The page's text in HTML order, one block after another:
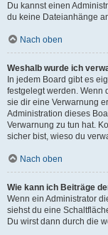
Du kannst einen
du keine Dateianhänge
Nach oben
Weshalb wurde ich
In jedem Board gibt es
festgelegt werden. Wenn
sie dir eine Verwarnung
Administration dieses
Verwarnung zu tun hat.
sicher bist, wieso du
Nach oben
Wie kann ich Beiträge
Wenn ein Administrator
siehst du eine
Du wirst dann durch die